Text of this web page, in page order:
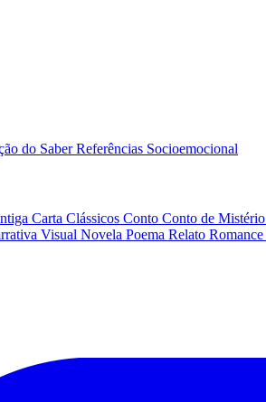
do SaberReferências Socioemocional
Carta Clássicos Conto Conto de Mistério
Visual Novela Poema Relato Romance